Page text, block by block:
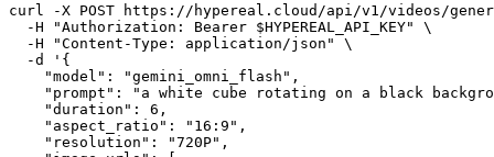
curl -X POST https://hypereal.cloud/api/v1/videos/
  -H "Authorization: Bearer $HYPEREAL_API_KEY" \
  -H "Content-Type: application/json" \
  -d '{
    "model": "gemini_omni_flash",
"prompt": "a white cube rotating on a black
    "duration": 6,
    "aspect_ratio": "16:9",
    "resolution": "720P",